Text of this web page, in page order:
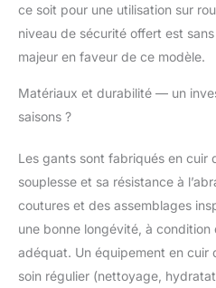
ce soit pour une utilisation sur
niveau de sécurité offert est
majeur en faveur de ce modèle.
Matériaux et durabilité — un
saisons ?
Les gants sont fabriqués en cuir
souplesse et sa résistance à
coutures et des assemblages
une bonne longévité, à
adéquat. Un équipement en cuir
soin régulier (nettoyage,